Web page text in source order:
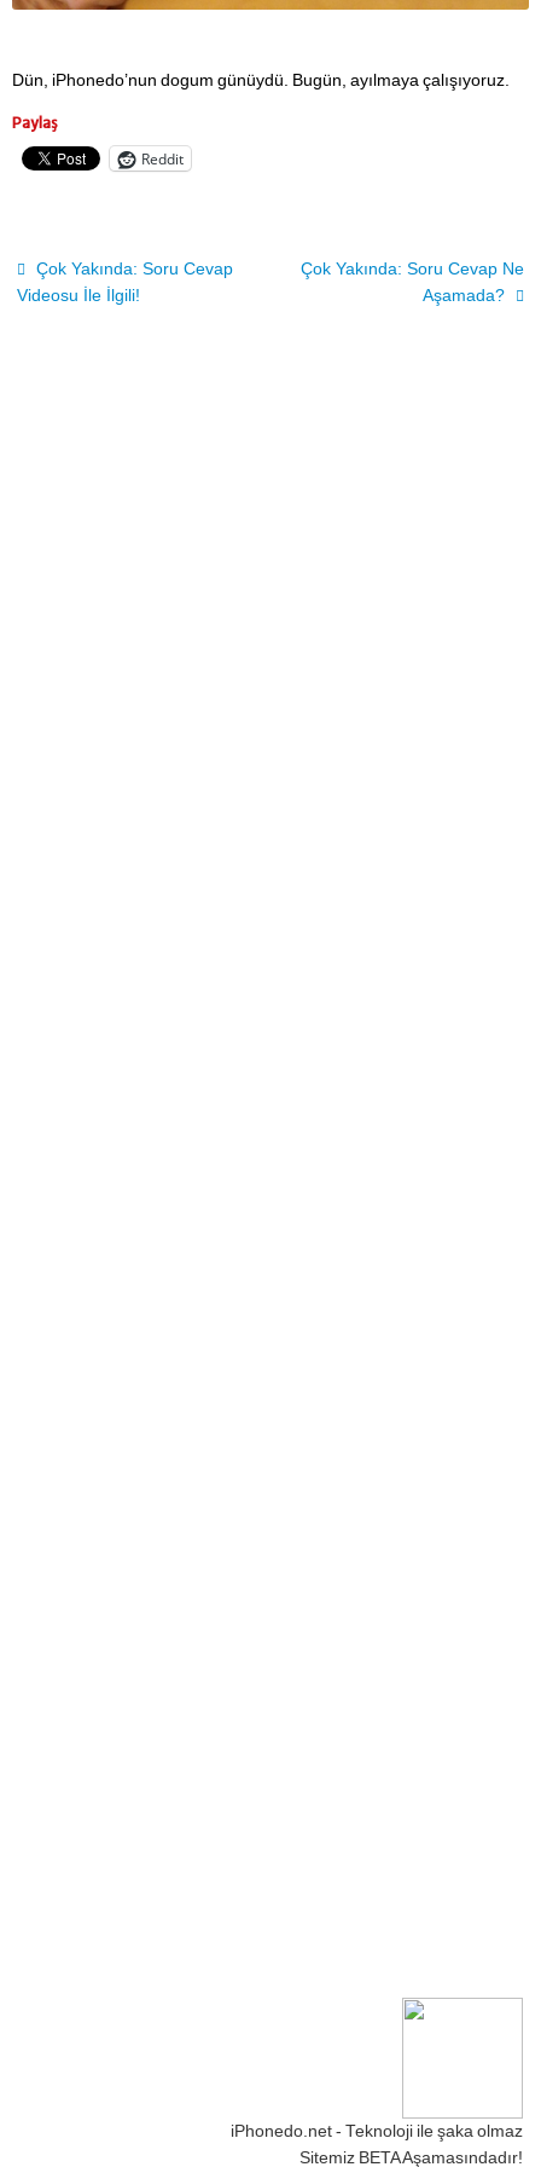
Dün, iPhonedo’nun dogum günüydü. Bugün, ayılmaya çalışıyoruz.
Paylaş
Reddit
Çok Yakında: Soru Cevap
Videosu İle İlgili!
Çok Yakında: Soru Cevap Ne
Aşamada?
iPhonedo.net - Teknoloji ile şaka olmaz
Sitemiz BETA Aşamasındadır!